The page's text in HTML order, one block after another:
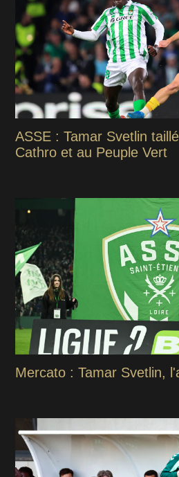
ASSE : Tamar Svetlin
Cathro et au Peuple Vert
Mercato : Tamar Svetlin,